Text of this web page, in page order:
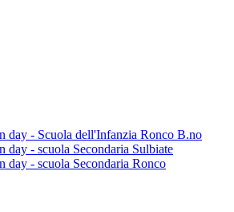
day - Scuola dell'Infanzia Ronco B.no
day - scuola Secondaria Sulbiate
day - scuola Secondaria Ronco